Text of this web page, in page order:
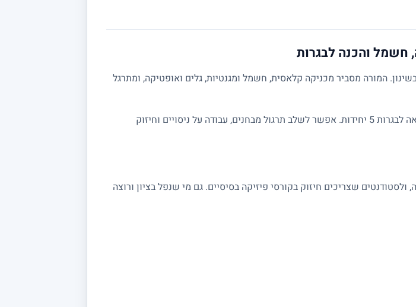
חשמל והכנה לבגרות
המורה מסביר מכניקה קלאסית, חשמל ומגנטיות, גלים ואופטיקה, ומתרגל
השיעורים מותאמים לרמת התלמיד: מחיזוק יסודות בחטיבה ועד הכנה מלאה לבגרות 5 יחידות. אפשר לשלב תרגול מבחנים, עבודה על ניסויים וחיזוק
למתכוננים לבגרות 3, 4 ו 5 יחידות בפיזיקה, ולסטודנטים שצריכים חיזוק בקורסי פיזיקה בסיסיים. גם מי שנפל בציון ורוצה